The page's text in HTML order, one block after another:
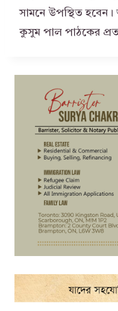
সামনে উপস্থিত
কুসুম পাল পাঠকের